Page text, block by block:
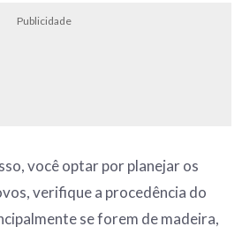
Publicidade
você optar por planejar os
verifique a procedência do
se forem de madeira,